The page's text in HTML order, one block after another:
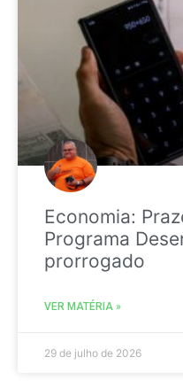
Economia:
Programa
prorrogado
VER MATÉRIA »
29 de julho de 2026